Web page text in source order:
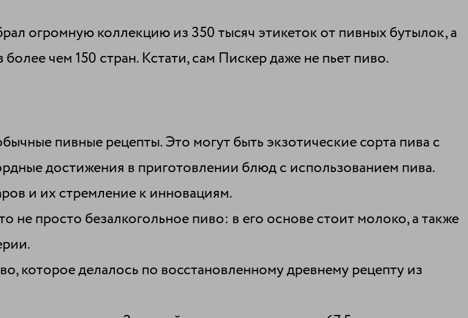
огромную коллекцию из 350 тысяч этикеток от пивных бутылок, а
чем 150 стран. Кстати, сам Пискер даже не пьет пиво.
пивные рецепты. Это могут быть экзотические сорта пива с
достижения в приготовлении блюд с использованием пива.
и их стремление к инновациям.
не просто безалкогольное пиво: в его основе стоит молоко, а также
которое делалось по восстановленному древнему рецепту из